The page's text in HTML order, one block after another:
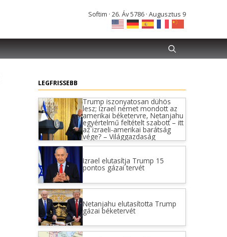
Softim · 26. Áv 5786 · Augusztus 9
LEGFRISSEBB
Trump iszonyatosan dühös
lesz; Izrael nemet mondott az
amerikai béketervre, Netanjahu
egyértelmű feltételt szabott – itt
az izraeli-amerikai barátság
vége? – Világgazdaság
Izrael elutasítja Trump 15
pontos gázai tervét
Netanjahu elutasította Trump
gázai béketervét